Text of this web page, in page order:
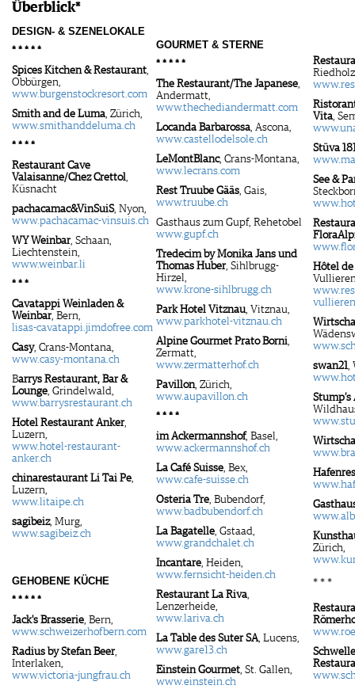
Überblick*
DESIGN- & SZENELOKALE
* * * * *
Spices Kitchen & Restaurant,
Obbürgen,
www.burgenstockresort.com
Smith and de Luma, Zürich,
www.smithanddeluma.ch
* * * *
Restaurant Cave
Valaisanne/Chez Crettol,
Küsnacht
pachacamac&VinSuiS, Nyon,
www.pachacamac-vinsuis.ch
WY Weinbar, Schaan,
Liechtenstein,
www.weinbar.li
* * *
Cavatappi Weinladen &
Weinbar, Bern,
lisas-cavatappi.jimdofree.com
Casy, Crans-Montana,
www.casy-montana.ch
Barrys Restaurant, Bar &
Lounge, Grindelwald,
www.barrysrestaurant.ch
Hotel Restaurant Anker,
Luzern,
www.hotel-restaurant-
anker.ch
chinarestaurant Li Tai Pe,
Luzern,
www.litaipe.ch
sagibeiz, Murg,
www.sagibeiz.ch
GEHOBENE KÜCHE
* * * * *
Jack's Brasserie, Bern,
www.schweizerhofbern.com
Radius by Stefan Beer,
Interlaken,
www.victoria-jungfrau.ch
GOURMET & STERNE
* * * * *
The Restaurant/The Japanese,
Andermatt,
www.thechediandermatt.com
Locanda Barbarossa, Ascona,
www.castellodelsole.ch
LeMontBlanc, Crans-Montana,
www.lecrans.com
Rest Truube Gääs, Gais,
www.truube.ch
Gasthaus zum Gupf, Rehetobel
www.gupf.ch
Tredecim by Monika Jans und
Thomas Huber, Sihlbrugg-
Hirzel,
www.krone-sihlbrugg.ch
Park Hotel Vitznau, Vitznau,
www.parkhotel-vitznau.ch
Alpine Gourmet Prato Borni,
Zermatt,
www.zermatterhof.ch
Pavillon, Zürich,
www.aupavillon.ch
* * * *
im Ackermannshof, Basel,
www.ackermannshof.ch
La Café Suisse, Bex,
www.cafe-suisse.ch
Osteria Tre, Bubendorf,
www.badbubendorf.ch
La Bagatelle, Gstaad,
www.grandchalet.ch
Incantare, Heiden,
www.fernsicht-heiden.ch
Restaurant La Riva,
Lenzerheide,
www.lariva.ch
La Table des Suter SA, Lucens,
www.gare13.ch
Einstein Gourmet, St. Gallen,
www.einstein.ch
Vita,
Stüva
See &
Hôtel
swan21,
Zürich,
* * *